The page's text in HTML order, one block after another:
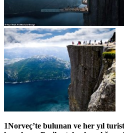
1Norveç’te bulunan ve her yıl